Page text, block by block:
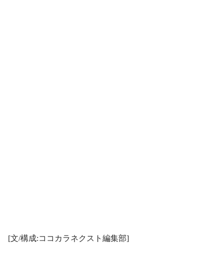
[文/構成:ココカラネクスト編集部]